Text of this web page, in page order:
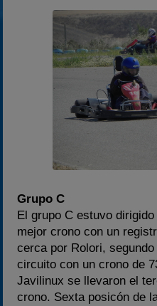
Grupo C
El grupo C estuvo
mejor crono con un
cerca por Rolori,
circuito con un crono de
Javilinux se llevaron el
crono. Sexta posicón de